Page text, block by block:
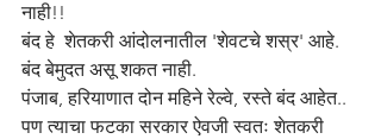
नाही!!
बंद हे  शेतकरी आंदोलनातील 'शेवटचे शस्र' आहे.
बंद बेमुदत असू शकत नाही.
पंजाब, हरियाणात दोन महिने रेल्वे, रस्ते बंद आहेत..
पण त्याचा फटका सरकार ऐवजी स्वतः शेतकरी